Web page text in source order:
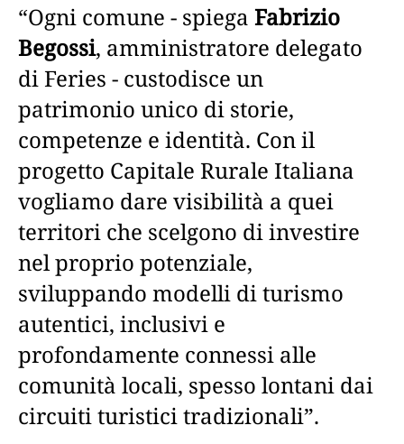
“Ogni comune - spiega Fabrizio
Begossi, amministratore delegato
di Feries - custodisce un
patrimonio unico di storie,
competenze e identità. Con il
progetto Capitale Rurale Italiana
vogliamo dare visibilità a quei
territori che scelgono di investire
nel proprio potenziale,
sviluppando modelli di turismo
autentici, inclusivi e
profondamente connessi alle
comunità locali, spesso lontani dai
circuiti turistici tradizionali”.